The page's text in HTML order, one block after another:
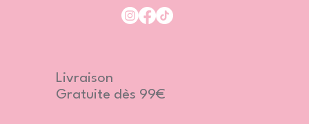
Livraison
Gratuite dès 99€